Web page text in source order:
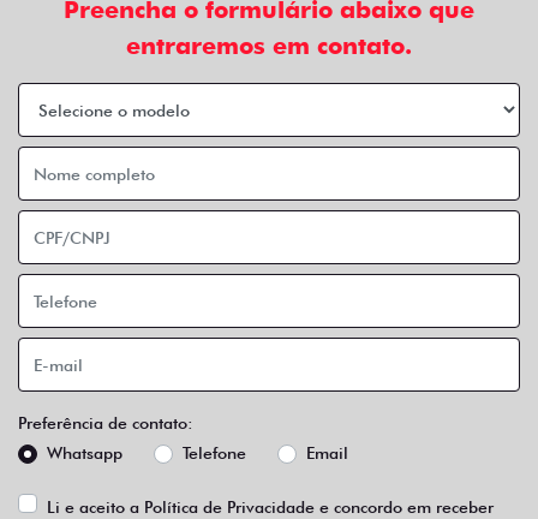
Preencha o formulário abaixo que
entraremos em contato.
Preferência de contato:
Whatsapp
Telefone Email
Li e aceito a Política de Privacidade e concordo em receber